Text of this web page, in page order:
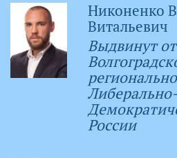
Никоненко
Витальевич
Выдвинут
Либерально-
России